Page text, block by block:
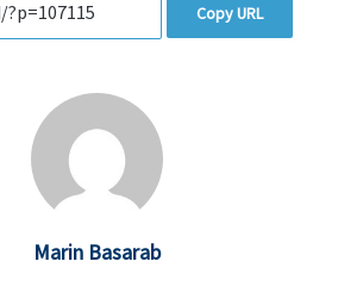
Copy URL
Marin Basarab